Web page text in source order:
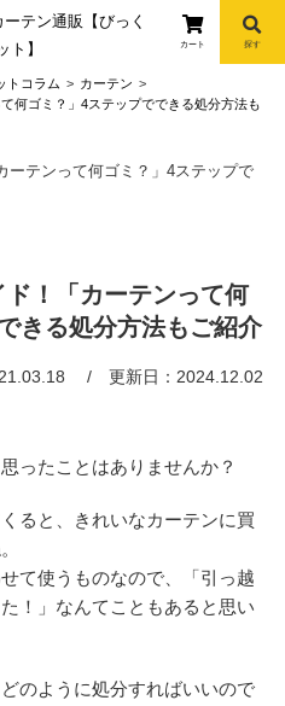
カート 探す
トコラム
カーテン
何ゴミ？」4ステップでできる処分方法も
！「カーテンって何
きる処分方法もご紹介
更新日：2024.12.02
ったことはありませんか？
ると、きれいなカーテンに買
て使うものなので、「引っ越
！」なんてこともあると思い
のように処分すればいいので